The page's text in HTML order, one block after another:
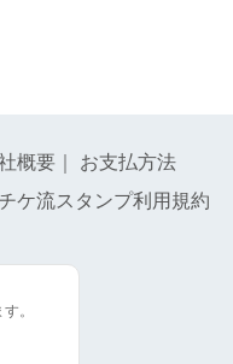
概要
お支払方法
ケ流スタンプ利用規約
。